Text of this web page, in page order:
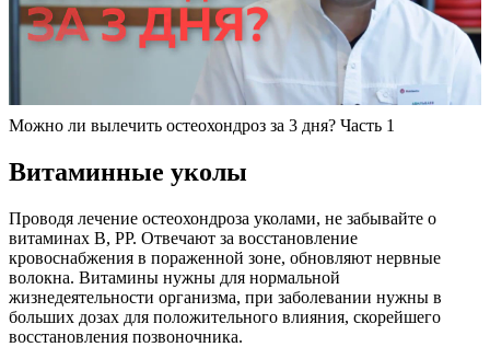
Можно ли вылечить остеохондроз за 3 дня? Часть 1
Витаминные уколы
Проводя лечение остеохондроза уколами, не забывайте о
витаминах В, РР. Отвечают за восстановление
кровоснабжения в пораженной зоне, обновляют нервные
волокна. Витамины нужны для нормальной
жизнедеятельности организма, при заболевании нужны в
больших дозах для положительного влияния, скорейшего
восстановления позвоночника.